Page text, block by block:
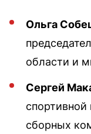
Ольга
области и
Сергей
спортивной
сборных